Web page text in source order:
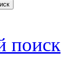
поиск